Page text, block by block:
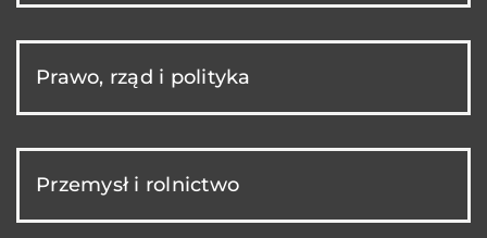
Prawo, rząd i polityka
Przemysł i rolnictwo